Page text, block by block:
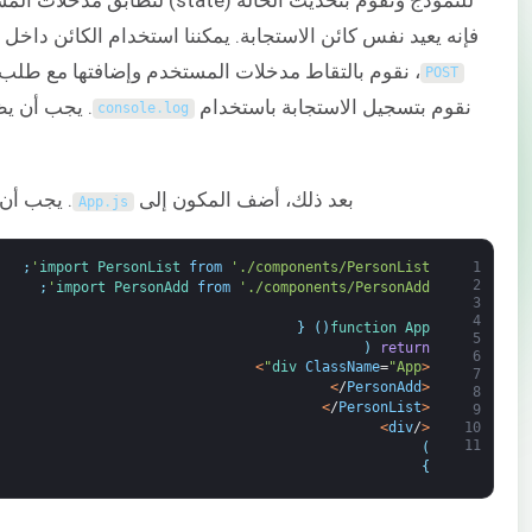
فإنه يعيد نفس كائن الاستجابة. يمكننا استخدام الكائن
POST ، نقوم بالتقاط مدخلات المستخدم وإضافتها مع
نقوم بتسجيل الاستجابة باستخدام
console . log . يجب أن
بعد ذلك، أضف المكون إلى App. js . يجب أن
1
2
3
4
5
6
7
8
9
10
11
import PersonList from './components/PersonList'
;
import
PersonAdd from './components/PersonAdd'
;
function App
(
)
{
return
(
<
div ClassName="App"
>
<
PersonAdd
/
>
<
PersonList
/
>
<
/
div
>
)
}